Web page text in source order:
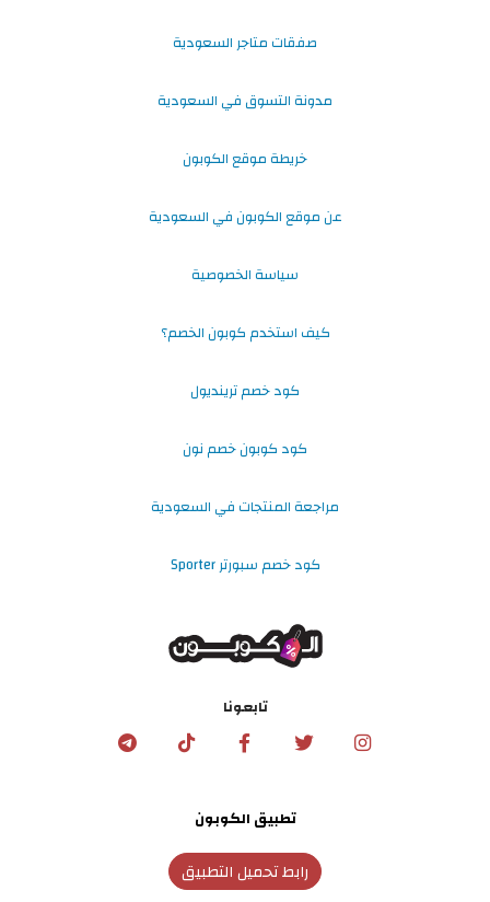
صفقات متاجر السعودية
مدونة التسوق في السعودية
خريطة موقع الكوبون
عن موقع الكوبون في السعودية
سياسة الخصوصية
كيف استخدم كوبون الخصم؟
كود خصم ترينديول
كود كوبون خصم نون
مراجعة المنتجات في السعودية
كود خصم سبورتر Sporter
تابعونا
تطبيق الكوبون
رابط تحميل التطبيق